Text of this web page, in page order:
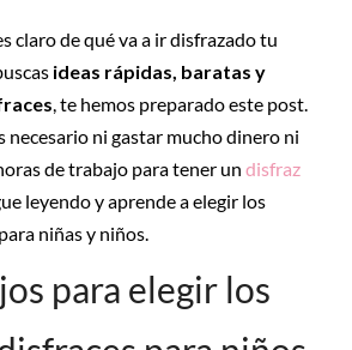
claro de qué va a ir disfrazado tu
ideas rápidas, baratas y
, te hemos preparado este post.
necesario ni gastar mucho dinero ni
de trabajo para tener un disfraz
leyendo y aprende a elegir los
niñas y niños.
para elegir los